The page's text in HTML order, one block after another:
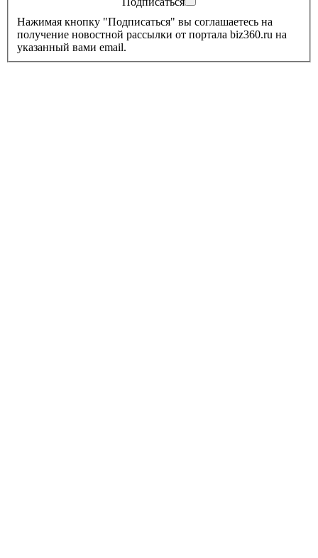
Нажимая кнопку "Подписаться" вы соглашаетесь на
получение новостной рассылки от портала biz360.ru на
указанный вами email.